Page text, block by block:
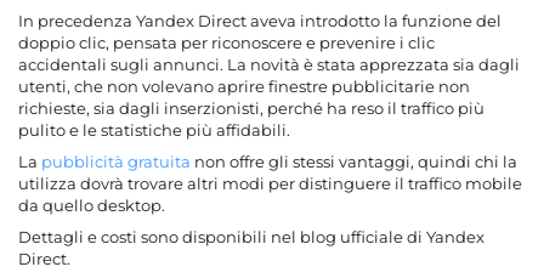
In precedenza Yandex Direct aveva introdotto la funzione del
doppio clic, pensata per riconoscere e prevenire i clic
accidentali sugli annunci. La novità è stata apprezzata sia dagli
utenti, che non volevano aprire finestre pubblicitarie non
richieste, sia dagli inserzionisti, perché ha reso il traffico più
pulito e le statistiche più affidabili.
La pubblicità gratuita non offre gli stessi vantaggi, quindi chi la
utilizza dovrà trovare altri modi per distinguere il traffico mobile
da quello desktop.
Dettagli e costi sono disponibili nel blog ufficiale di Yandex
Direct.